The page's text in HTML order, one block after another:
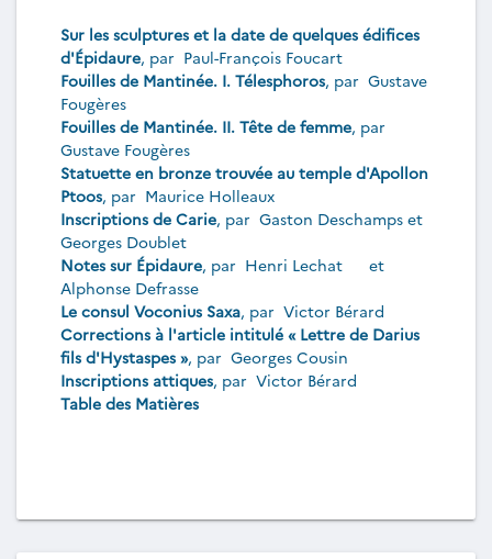
Sur les sculptures et la date de quelques édifices
d'Épidaure, par Paul-François Foucart
Fouilles de Mantinée. I. Télesphoros, par Gustave
Fougères
Fouilles de Mantinée. II. Tête de femme, par
Gustave Fougères
Statuette en bronze trouvée au temple d'Apollon
Ptoos, par Maurice Holleaux
Inscriptions de Carie, par Gaston Deschamps et
Georges Doublet
Notes sur Épidaure, par Henri Lechat
et
Alphonse Defrasse
Le consul Voconius Saxa, par Victor Bérard
Corrections à l'article intitulé « Lettre de Darius
fils d'Hystaspes », par Georges Cousin
Inscriptions attiques, par Victor Bérard
Table des Matières